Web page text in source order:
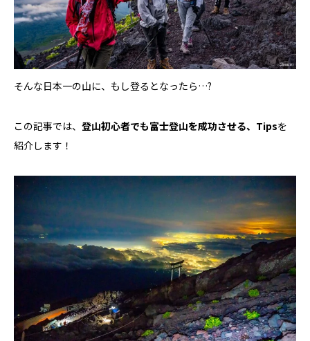
そんな日本一の山に、もし登るとなったら…?
この記事では、 登山初心者でも富士登山を成功させる、Tipsを
紹介します！